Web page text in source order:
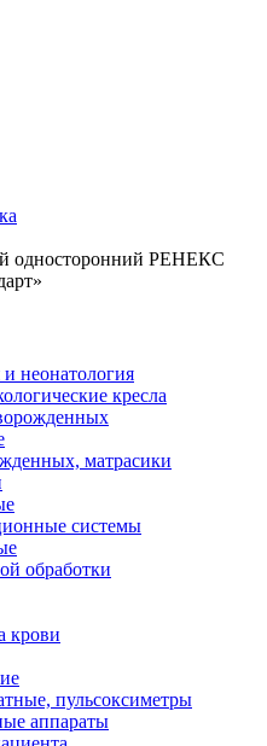
односторонний РЕНЕКС
неонатология
креслa
матрасики
системы
обработки
крови
пульсоксиметры
аппараты